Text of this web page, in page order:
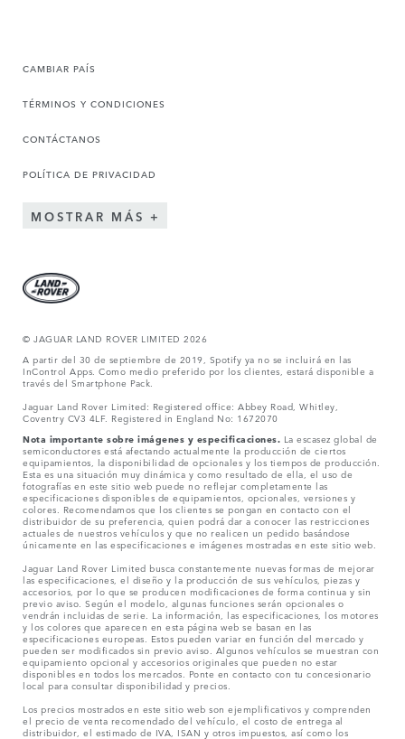
CAMBIAR PAÍS
TÉRMINOS Y CONDICIONES
CONTÁCTANOS
POLÍTICA DE PRIVACIDAD
MOSTRAR MÁS
© JAGUAR LAND ROVER LIMITED 2026
A partir del 30 de septiembre de 2019, Spotify ya no se incluirá en las
InControl Apps. Como medio preferido por los clientes, estará disponible a
través del Smartphone Pack.
Jaguar Land Rover Limited: Registered office: Abbey Road, Whitley,
Coventry CV3 4LF. Registered in England No: 1672070
Nota importante sobre imágenes y especificaciones. La escasez global de
semiconductores está afectando actualmente la producción de ciertos
equipamientos, la disponibilidad de opcionales y los tiempos de producción.
Esta es una situación muy dinámica y como resultado de ella, el uso de
fotografías en este sitio web puede no reflejar completamente las
especificaciones disponibles de equipamientos, opcionales, versiones y
colores. Recomendamos que los clientes se pongan en contacto con el
distribuidor de su preferencia, quien podrá dar a conocer las restricciones
actuales de nuestros vehículos y que no realicen un pedido basándose
únicamente en las especificaciones e imágenes mostradas en este sitio web.
Jaguar Land Rover Limited busca constantemente nuevas formas de mejorar
las especificaciones, el diseño y la producción de sus vehículos, piezas y
accesorios, por lo que se producen modificaciones de forma continua y sin
previo aviso. Según el modelo, algunas funciones serán opcionales o
vendrán incluidas de serie. La información, las especificaciones, los motores
y los colores que aparecen en esta página web se basan en las
especificaciones europeas. Estos pueden variar en función del mercado y
pueden ser modificados sin previo aviso. Algunos vehículos se muestran con
equipamiento opcional y accesorios originales que pueden no estar
disponibles en todos los mercados. Ponte en contacto con tu concesionario
local para consultar disponibilidad y precios.
Los precios mostrados en este sitio web son ejemplificativos y comprenden
el precio de venta recomendado del vehículo, el costo de entrega al
distribuidor, el estimado de IVA, ISAN y otros impuestos, así como los